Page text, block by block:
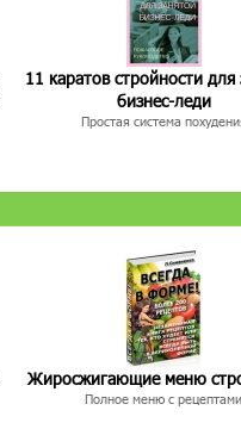
11 каратов стройности для
бизнес-леди
Простая система
Жиросжигающие меню
Полное меню с рецептами